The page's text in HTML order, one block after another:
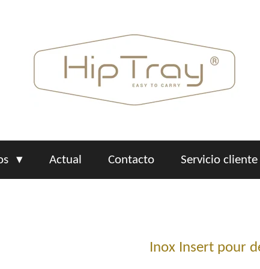
Actual Contacto Servicio cliente
Inox Insert pour